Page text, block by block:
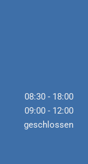
08:30 - 18:00
09:00 - 12:00
geschlossen